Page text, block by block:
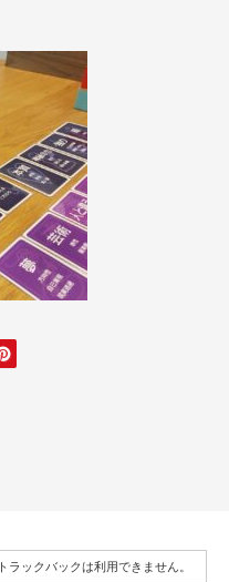
トラックバックは利用できません。